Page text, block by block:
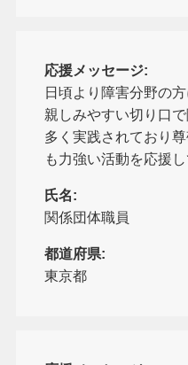
応援メッセージ:
日頃より障害分野の
親しみやすい切り口
多く実践されており
も力強い活動を応援し
氏名:
関係団体職員
都道府県:
東京都